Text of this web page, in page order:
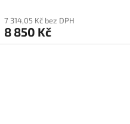
7 314,05 Kč bez DPH
8 850 Kč